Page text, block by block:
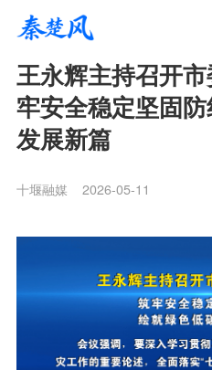
王永辉主持召开
牢安全稳定坚固
发展新篇
十堰融媒 2026-05-11